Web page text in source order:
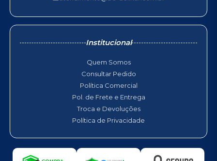
Institucional
Quem Somos
Consultar Pedido
Política Comercial
Pol. de Frete e Entrega
Troca e Devoluções
Política de Privacidade